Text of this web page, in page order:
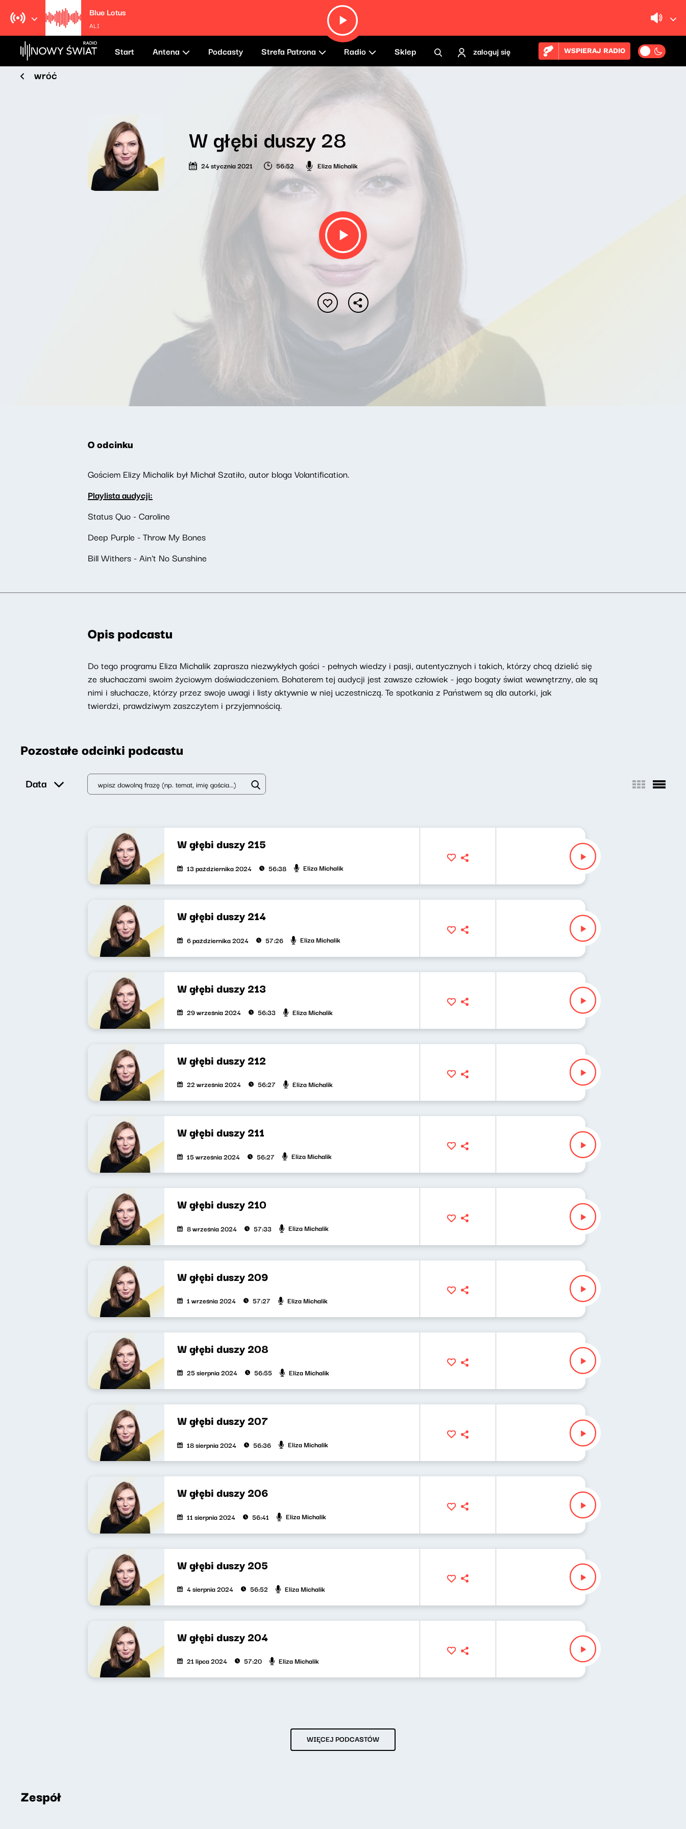
Blue Lotus
ALI
Start Antena Podcasty Strefa Patrona Radio Sklep zaloguj się WSPIERAJ RADIO
wróć
W głębi duszy 28
24 stycznia 2021 56:52 Eliza Michalik
O odcinku
Gościem Elizy Michalik był Michał Szatiło, autor bloga Volantification.
Playlista audycji:
Status Quo - Caroline
Deep Purple - Throw My Bones
Bill Withers - Ain't No Sunshine
Opis podcastu
Do tego programu Eliza Michalik zaprasza niezwykłych gości - pełnych wiedzy i pasji, autentycznych i takich, którzy chcą dzielić się
ze słuchaczami swoim życiowym doświadczeniem. Bohaterem tej audycji jest zawsze człowiek - jego bogaty świat wewnętrzny, ale są
nimi i słuchacze, którzy przez swoje uwagi i listy aktywnie w niej uczestniczą. Te spotkania z Państwem są dla autorki, jak
twierdzi, prawdziwym zaszczytem i przyjemnością.
Pozostałe odcinki podcastu
Data
W głębi duszy 215
13 października 2024 56:38 Eliza Michalik
W głębi duszy 214
6 października 2024 57:26 Eliza Michalik
W głębi duszy 213
29 września 2024 56:33 Eliza Michalik
W głębi duszy 212
22 września 2024 56:27 Eliza Michalik
W głębi duszy 211
15 września 2024 56:27 Eliza Michalik
W głębi duszy 210
8 września 2024 57:33 Eliza Michalik
W głębi duszy 209
1 września 2024 57:27 Eliza Michalik
W głębi duszy 208
25 sierpnia 2024 56:55 Eliza Michalik
W głębi duszy 207
18 sierpnia 2024 56:36 Eliza Michalik
W głębi duszy 206
11 sierpnia 2024 56:41 Eliza Michalik
W głębi duszy 205
4 sierpnia 2024 56:52 Eliza Michalik
W głębi duszy 204
21 lipca 2024 57:20 Eliza Michalik
WIĘCEJ PODCASTÓW
Zespół